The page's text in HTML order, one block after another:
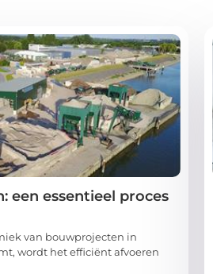
een essentieel proces
van bouwprojecten in
wordt het efficiënt afvoeren